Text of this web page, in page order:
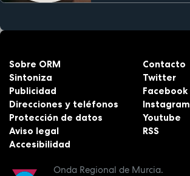
Onda Regional de Murcia.
Sobre ORM
Sintoniza
Publicidad
Direcciones y teléfonos
Protección de datos
Aviso legal
Accesibilidad
Contacto
Twitter
Facebook
Instagram
Youtube
RSS